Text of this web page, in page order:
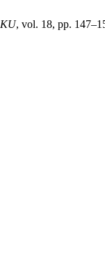
KU, vol. 18, pp.